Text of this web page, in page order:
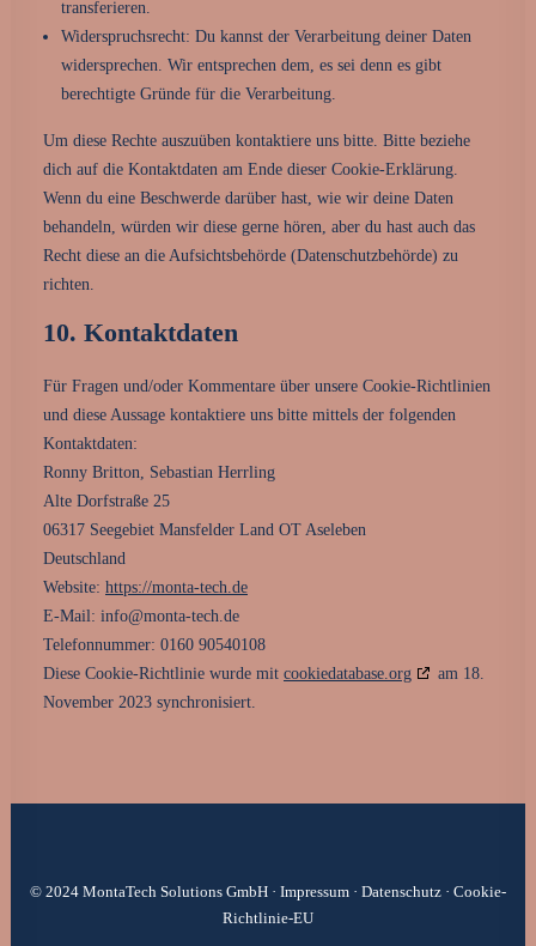
transferieren.
Widerspruchsrecht: Du kannst der Verarbeitung deiner Daten
widersprechen. Wir entsprechen dem, es sei denn es gibt
berechtigte Gründe für die Verarbeitung.
Um diese Rechte auszuüben kontaktiere uns bitte. Bitte beziehe
dich auf die Kontaktdaten am Ende dieser Cookie-Erklärung.
Wenn du eine Beschwerde darüber hast, wie wir deine Daten
behandeln, würden wir diese gerne hören, aber du hast auch das
Recht diese an die Aufsichtsbehörde (Datenschutzbehörde) zu
richten.
10. Kontaktdaten
Für Fragen und/oder Kommentare über unsere Cookie-Richtlinien
und diese Aussage kontaktiere uns bitte mittels der folgenden
Kontaktdaten:
Ronny Britton, Sebastian Herrling
Alte Dorfstraße 25
06317 Seegebiet Mansfelder Land OT Aseleben
Deutschland
Website: https://monta-tech.de
E-Mail: info@monta-tech.de
Telefonnummer: 0160 90540108
Diese Cookie-Richtlinie wurde mit cookiedatabase.org
am 18.
November 2023 synchronisiert.
© 2024 MontaTech Solutions GmbH · Impressum · Datenschutz · Cookie-
Richtlinie-EU